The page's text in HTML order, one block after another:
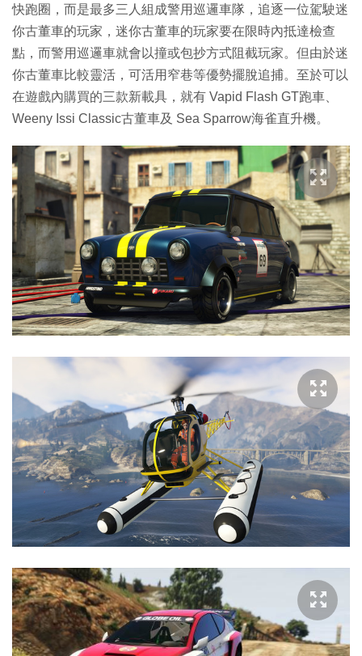
快跑圈，而是最多三人組成警用巡邏車隊，追逐一位駕駛迷
你古董車的玩家，迷你古董車的玩家要在限時內抵達檢查
點，而警用巡邏車就會以撞或包抄方式阻截玩家。但由於迷
你古董車比較靈活，可活用窄巷等優勢擺脫追捕。至於可以
在遊戲內購買的三款新載具，就有 Vapid Flash GT跑車、
Weeny Issi Classic古董車及 Sea Sparrow海雀直升機。